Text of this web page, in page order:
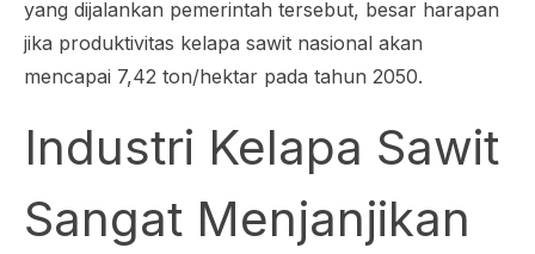
yang dijalankan pemerintah tersebut, besar harapan
jika produktivitas kelapa sawit nasional akan
mencapai 7,42 ton/hektar pada tahun 2050.
Industri Kelapa Sawit
Sangat Menjanjikan